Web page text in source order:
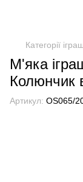
Категорії
М'яка
Колюнчик
Артикул: OS065/